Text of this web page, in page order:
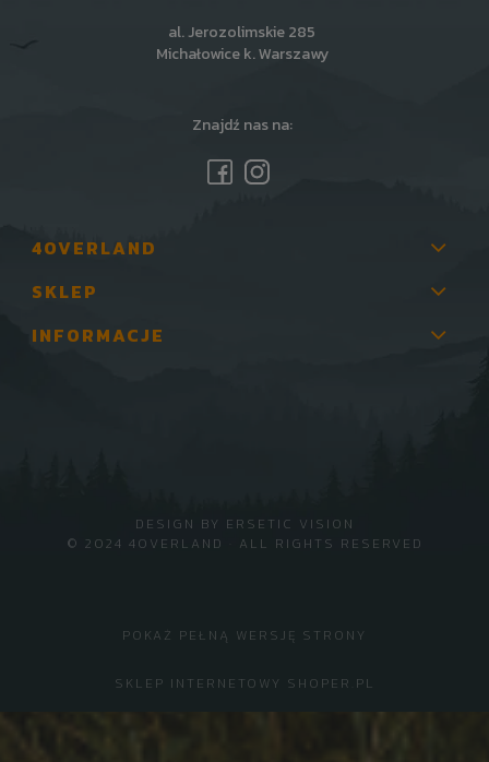
al. Jerozolimskie 285
Michałowice k. Warszawy
Znajdź nas na:
4OVERLAND
SKLEP
INFORMACJE
© 2024 4OVERLAND · ALL RIGHTS RESERVED
DESIGN BY ERSETIC VISION
POKAŻ PEŁNĄ WERSJĘ STRONY
SKLEP INTERNETOWY SHOPER.PL